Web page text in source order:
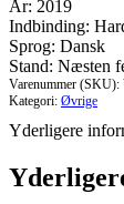
År: 2019
Indbinding:
Sprog: Dansk
Stand: Næsten
Varenummer (SKU):
Kategori: Øvrige
Yderligere